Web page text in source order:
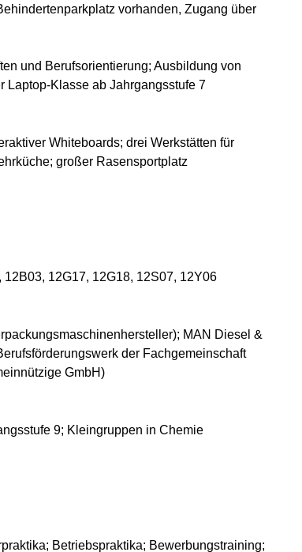
vorhanden, Zugang über
und Berufsorientierung; Ausbildung von
Laptop-Klasse ab Jahrgangsstufe 7
Whiteboards; drei Werkstätten für
großer Rasensportplatz
12G17, 12G18, 12S07, 12Y06
MAN Diesel &
der Fachgemeinschaft
GmbH)
9; Kleingruppen in Chemie
Betriebspraktika; Bewerbungstraining;